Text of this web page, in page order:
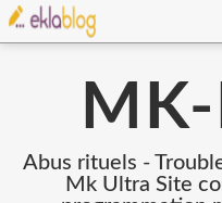
Abus rituels -
Mk Ultra Site